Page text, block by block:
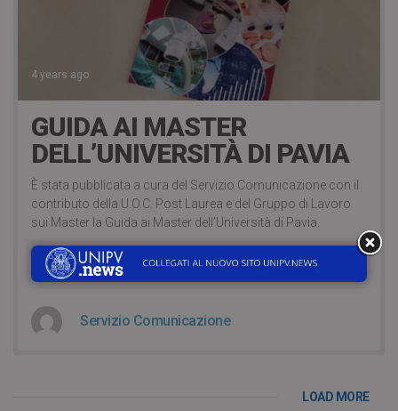
4 years ago
GUIDA AI MASTER
DELL’UNIVERSITÀ DI PAVIA
È stata pubblicata a cura del Servizio Comunicazione con il
contributo della U.O.C. Post Laurea e del Gruppo di Lavoro
sui Master la Guida ai Master dell’Università di Pavia.
CONTINUA A LEGGERE
Servizio Comunicazione
LOAD MORE